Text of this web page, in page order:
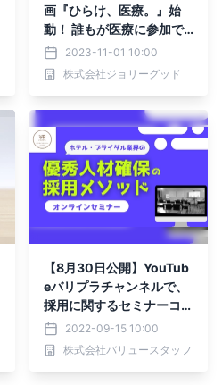
画『ひらけ、医療。』始
動！ 誰もが医療に参加で
きる未来へ
2023-11-01 10:00
株式会社ジョリーグッド
【8月30日公開】YouTub
eバリプラチャンネルで、
採用に関するセミナーコン
テンツを配信中です！
2022-09-15 10:00
株式会社バリュースタッフ